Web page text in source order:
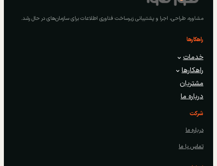
مشاوره، طراحی، اجرا و پشتیبانی زیرساخت فناوری اطلاعات برای سازمان‌های در حال رشد.
راهکارها
خدمات
راهکارها
مشتریان
درباره ما
شرکت
درباره ما
تماس با ما